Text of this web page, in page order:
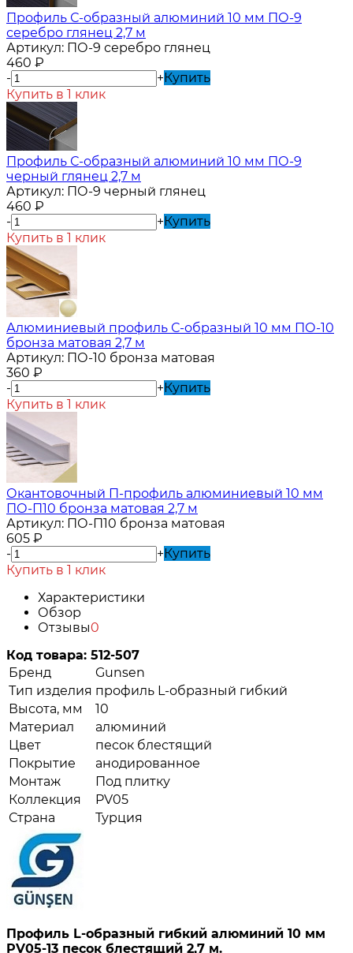
Профиль С-образный алюминий 10 мм ПО-9
серебро глянец 2,7 м
Артикул: ПО-9 серебро глянец
460 ₽
-
+ Купить
Купить в 1 клик
Профиль С-образный алюминий 10 мм ПО-9
черный глянец 2,7 м
Артикул: ПО-9 черный глянец
460 ₽
-
+ Купить
Купить в 1 клик
Алюминиевый профиль С-образный 10 мм ПО-10
бронза матовая 2,7 м
Артикул: ПО-10 бронза матовая
360 ₽
-
+ Купить
Купить в 1 клик
Окантовочный П-профиль алюминиевый 10 мм
ПО-П10 бронза матовая 2,7 м
Артикул: ПО-П10 бронза матовая
605 ₽
-
+ Купить
Купить в 1 клик
Характеристики
Обзор
Отзывы0
Код товара: 512-507
Бренд
Gunsen
Тип изделия профиль L-образный гибкий
Высота, мм
10
Материал
алюминий
Цвет
песок блестящий
Покрытие
анодированное
Монтаж
Под плитку
Коллекция
PV05
Страна
Турция
Профиль L-образный гибкий алюминий 10 мм
PV05-13 песок блестящий 2,7 м.